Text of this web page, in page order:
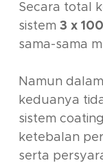
Secara total
sistem 3 x
sama-sama
Namun
keduanya
sistem
ketebalan
serta